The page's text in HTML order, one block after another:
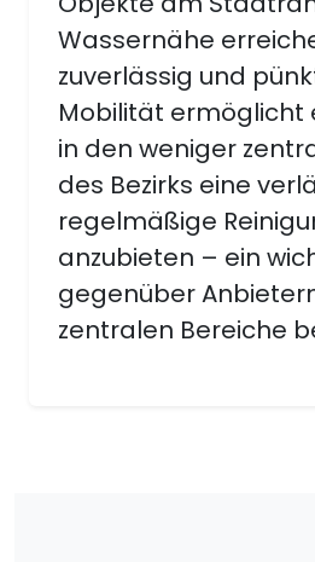
Wassernähe
zuverlässig und
Mobilität ermöglicht
in den weniger
des Bezirks eine
regelmäßige
anzubieten – ein
gegenüber
zentralen Bereiche